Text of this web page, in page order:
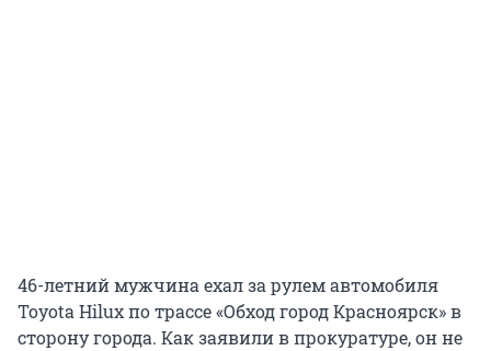
46-летний мужчина ехал за рулем автомобиля
Toyota Hilux по трассе «Обход город Красноярск» в
сторону города. Как заявили в прокуратуре, он не